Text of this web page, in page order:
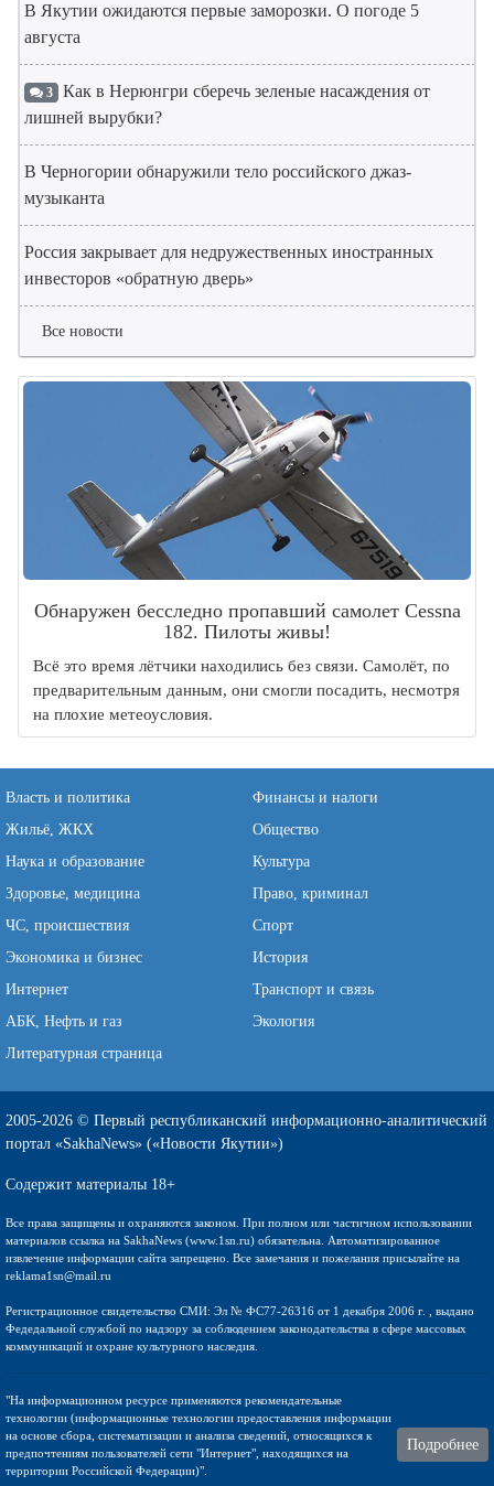
В Якутии ожидаются первые заморозки. О погоде 5
августа
3 Как в Нерюнгри сберечь зеленые насаждения от
лишней вырубки?
В Черногории обнаружили тело российского джаз-
музыканта
Россия закрывает для недружественных иностранных
инвесторов «обратную дверь»
Все новости
Обнаружен бесследно пропавший самолет Cessna
182. Пилоты живы!
Всё это время лётчики находились без связи. Самолёт, по
предварительным данным, они смогли посадить, несмотря
на плохие метеоусловия.
Власть и политика
Финансы и налоги
Жильё, ЖКХ
Общество
Наука и образование
Культура
Здоровье, медицина
Право, криминал
ЧС, происшествия
Спорт
Экономика и бизнес
История
Интернет
Транспорт и связь
АБК, Нефть и газ
Экология
Литературная страница
2005-2026 © Первый республиканский информационно-аналитический
портал «SakhaNews» («Новости Якутии»)
Содержит материалы 18+
Все права защищены и охраняются законом. При полном или частичном использовании
материалов ссылка на SakhaNews (www.1sn.ru) обязательна. Автоматизированное
извлечение информации сайта запрещено. Все замечания и пожелания присылайте на
reklama1sn@mail.ru
Регистрационное свидетельство СМИ: Эл № ФС77-26316 от 1 декабря 2006 г. , выдано
Федедальной службой по надзору за соблюдением законодательства в сфере массовых
коммуникаций и охране культурного наследия.
"На информационном ресурсе применяются рекомендательные
технологии (информационные технологии предоставления информации
на основе сбора, систематизации и анализа сведений, относящихся к
предпочтениям пользователей сети "Интернет", находящихся на
территории Российской Федерации)".
Подробнее